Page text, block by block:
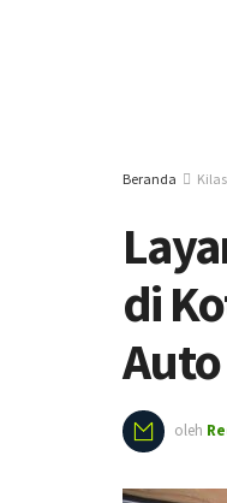
Beranda Kilas
di
oleh